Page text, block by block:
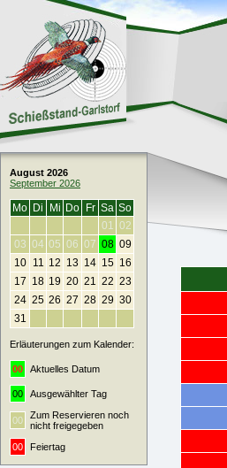
August 2026
September 2026
Mo Di Mi Do Fr Sa So
01 02
03 04 05 06 07 08 09
10
11 12 13 14 15 16
17 18 19 20 21 22 23
24 25 26 27 28 29 30
31
Erläuterungen zum Kalender:
00 Aktuelles Datum
00 Ausgewählter Tag
00
Zum Reservieren noch
nicht freigegeben
00
Feiertag